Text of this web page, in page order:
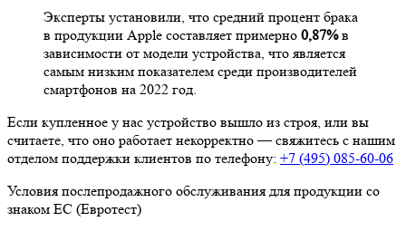
Эксперты установили, что средний процент брака
в продукции Apple составляет примерно 0,87%в
зависимости от модели устройства, что является
самым низким показателем среди производителей
смартфонов на 2022 год.
Если купленное у нас устройство вышло из строя, или вы
считаете, что оно работает некорректно — свяжитесь с нашим
отделом поддержки клиентов по телефону: +7 (495) 085-60-06
Условия послепродажного обслуживания для продукции со
знаком ЕС (Евротест)